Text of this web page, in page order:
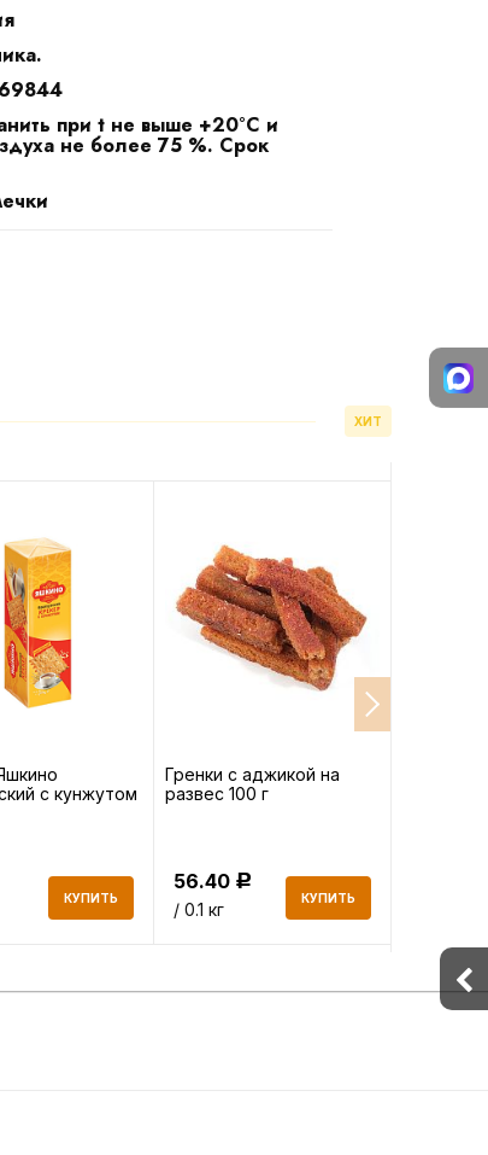
при t не выше +20°С и
не более 75 %. Срок
ХИТ
с кунжутом
КУПИТЬ
Гренки с аджикой на
развес 100 г
56.40 Р
/ 0.1 кг
КУПИТЬ